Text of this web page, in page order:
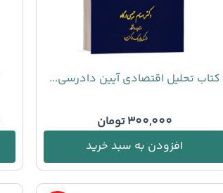
کتاب تحلیل اقتصادی آیین دادرسی...
300,000تومان
افزودن به سبد خرید